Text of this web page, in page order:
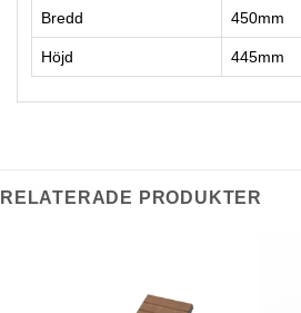
Bredd 450mm
Höjd 445mm
RELATERADE PRODUKTER